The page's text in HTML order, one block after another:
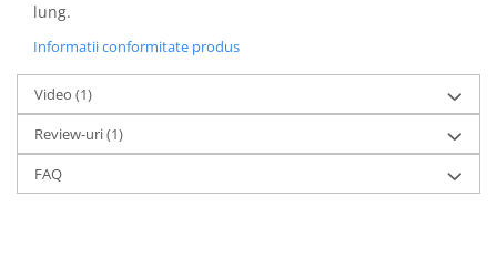
lung.
Informatii conformitate produs
Video (1)
Review-uri(1)
FAQ